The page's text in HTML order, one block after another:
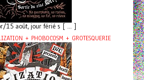
15 août, jour férié s [ ... ]
+ PHOBOCOSM + GROTESQUERIE